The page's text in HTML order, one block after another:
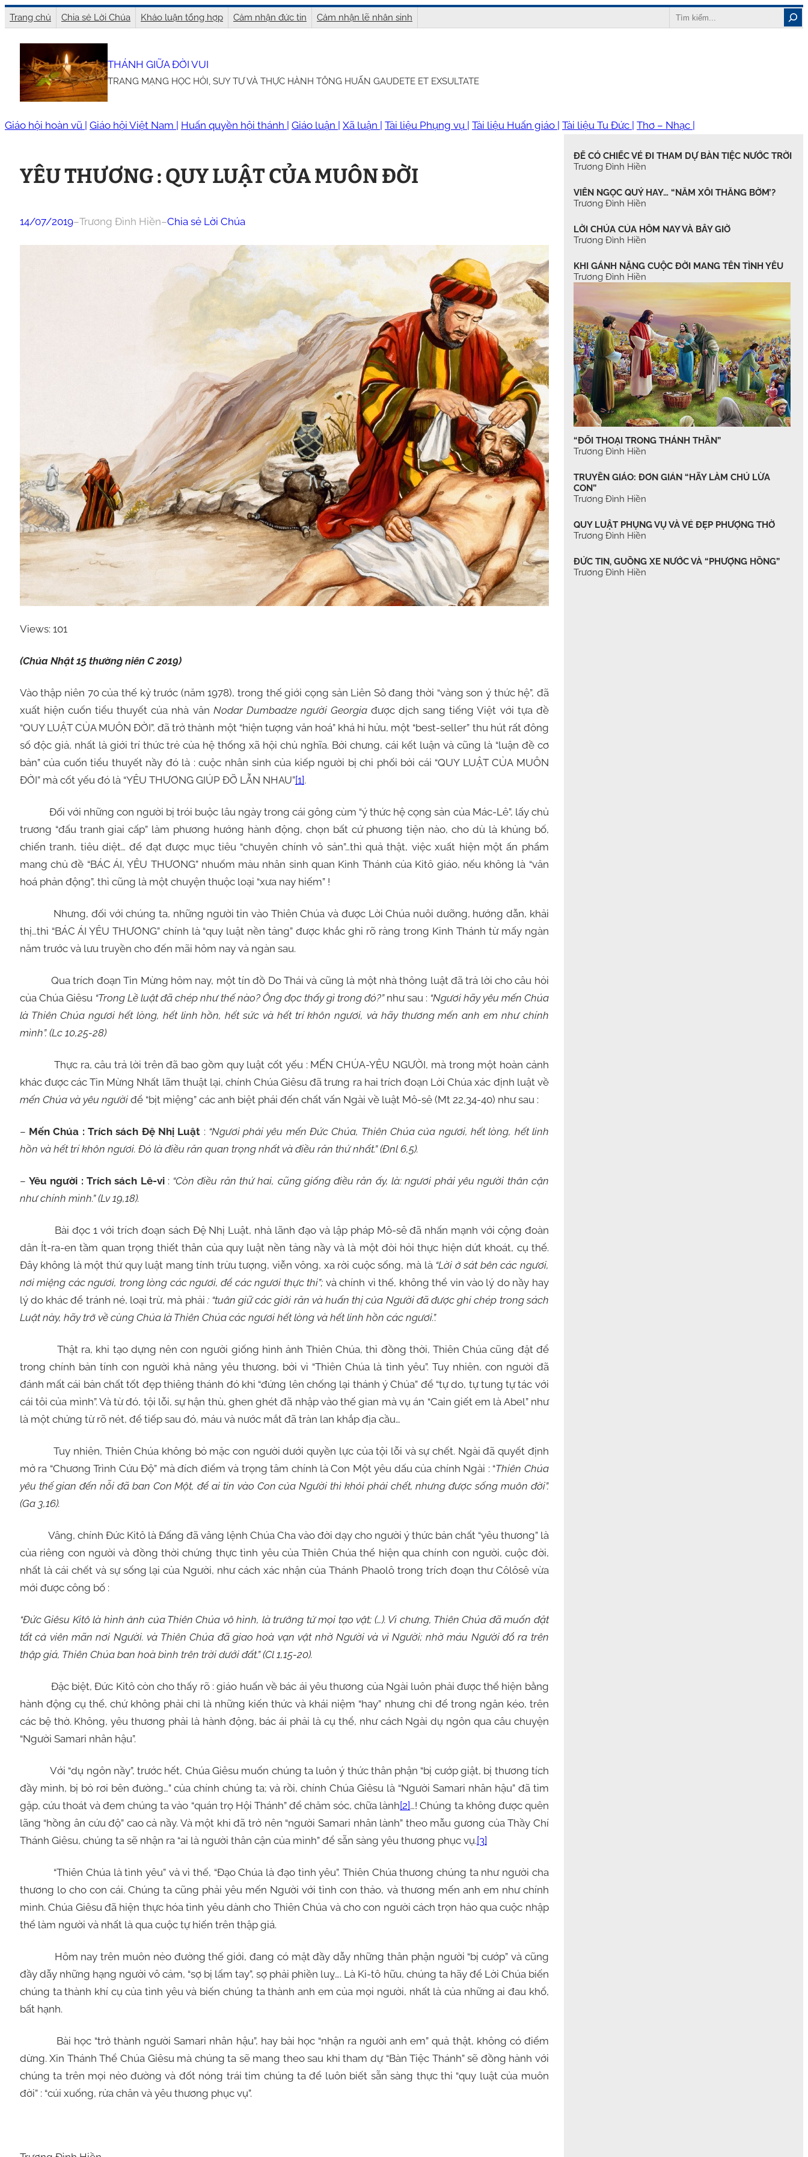
Chuyển
đến
dung
Trang chủ Chia sẻ Lời Chúa Khảo luận tổng hợp Cảm nhận đức tin Cảm nhận lẽ nhân sinh Search
THÁNH GIỮA ĐỜI VUI
TRANG MẠNG HỌC HỎI, SUY TƯ VÀ THỰC HÀNH TÔNG HUẤN GAUDETE ET EXSULTATE
Giáo hội hoàn vũ | Giáo hội Việt Nam | Huấn quyền hội thánh | Giáo luận | Xã luận | Tài liệu Phụng vụ | Tài liệu Huấn giáo | Tài liệu Tu Đức | Thơ – Nhạc |
YÊU THƯƠNG : QUY LUẬT CỦA MUÔN ĐỜI
14/07/2019–Trương Đình Hiền–Chia sẻ Lời Chúa
Views: 101
(Chúa Nhật 15 thường niên C 2019)
Vào thập niên 70 của thế kỷ trước (năm 1978), trong thế giới cọng sản Liên Sô đang thời “vàng son ý thức hệ”, đã
xuất hiện cuốn tiểu thuyết của nhà văn Nodar Dumbadze người Georgiađược dịch sang tiếng Việt với tựa đề
“QUY LUẬT CỦA MUÔN ĐỜI”, đã trở thành một “hiện tượng văn hoá” khá hi hửu, một “best-seller” thu hút rất đông
số độc giả, nhất là giới trí thức trẻ của hệ thống xã hội chủ nghĩa. Bởi chưng, cái kết luận và cũng là “luận đề cơ
bản” của cuốn tiểu thuyết nầy đó là : cuộc nhân sinh của kiếp người bị chi phối bởi cái “QUY LUẬT CỦA MUÔN
ĐỜI” mà cốt yếu đó là “YÊU THƯƠNG GIÚP ĐỠ LẪN NHAU”[1].
Đối với những con người bị trói buộc lâu ngày trong cái gông cùm “ý thức hệ cọng sản của Mác-Lê”, lấy chủ
trương “đấu tranh giai cấp” làm phương hướng hành động, chọn bất cứ phương tiện nào, cho dù là khủng bố,
chiến tranh, tiêu diệt… để đạt được mục tiêu “chuyên chính vô sản”…thì quả thật, việc xuất hiện một ấn phẩm
mang chủ đề “BÁC ÁI, YÊU THƯƠNG” nhuốm màu nhân sinh quan Kinh Thánh của Kitô giáo, nếu không là “văn
hoá phản động”, thì cũng là một chuyện thuộc loại “xưa nay hiếm” !
Nhưng, đối với chúng ta, những người tin vào Thiên Chúa và được Lời Chúa nuôi dưỡng, hướng dẫn, khải
thị…thì “BÁC ÁI YÊU THƯƠNG” chính là “quy luật nền tảng” được khắc ghi rõ ràng trong Kinh Thánh từ mấy ngàn
năm trước và lưu truyền cho đến mãi hôm nay và ngàn sau.
Qua trích đoạn Tin Mừng hôm nay, một tín đồ Do Thái và cũng là một nhà thông luật đã trả lời cho câu hỏi
của Chúa Giêsu “Trong Lề luật đã chép như thế nào? Ông đọc thấy gì trong đó?”như sau : “Ngươi hãy yêu mến Chúa
là Thiên Chúa ngươi hết lòng, hết linh hồn, hết sức và hết trí khôn ngươi, và hãy thương mến anh em như chính
mình”. (Lc 10,25-28)
Thực ra, câu trả lời trên đã bao gồm quy luật cốt yếu : MẾN CHÚA-YÊU NGƯỜI, mà trong một hoàn cảnh
khác được các Tin Mừng Nhất lãm thuật lại, chính Chúa Giêsu đã trưng ra hai trích đoạn Lời Chúa xác định luật về
mến Chúa và yêu ngườiđể “bịt miệng” các anh biệt phái đến chất vấn Ngài về luật Mô-sê (Mt 22,34-40) như sau :
– Mến Chúa : Trích sách Đệ Nhị Luật : “Ngươi phải yêu mến Đức Chúa, Thiên Chúa của ngươi, hết lòng, hết linh
hồn và hết trí khôn ngươi. Đó là điều răn quan trọng nhất và điều răn thứ nhất.” (Đnl 6,5).
–Yêu người : Trích sách Lê-vi: “Còn điều răn thứ hai, cũng giống điều răn ấy, là: ngươi phải yêu người thân cận
như chính mình.” (Lv 19,18).
Bài đọc 1 với trích đoạn sách Đệ Nhị Luật, nhà lãnh đạo và lập pháp Mô-sê đã nhấn mạnh với cộng đoàn
dân Ít-ra-en tầm quan trọng thiết thân của quy luật nền tảng nầy và là một đòi hỏi thực hiện dứt khoát, cụ thể.
Đây không là một thứ quy luật mang tính trừu tượng, viễn vông, xa rời cuộc sống, mà là “Lời ở sát bên các ngươi,
nơi miệng các ngươi, trong lòng các ngươi, để các ngươi thực thi”; và chính vì thế, không thể vin vào lý do nầy hay
lý do khác để tránh né, loại trừ, mà phải : “tuân giữ các giới răn và huấn thị của Người đã được ghi chép trong sách
Luật này, hãy trở về cùng Chúa là Thiên Chúa các ngươi hết lòng và hết linh hồn các ngươi.”.
Thật ra, khi tạo dựng nên con người giống hình ảnh Thiên Chúa, thì đồng thời, Thiên Chúa cũng đặt để
trong chính bản tính con người khả năng yêu thương, bởi vì “Thiên Chúa là tình yêu”. Tuy nhiên, con người đã
đánh mất cái bản chất tốt đẹp thiêng thánh đó khi “đứng lên chống lại thánh ý Chúa” để “tự do, tự tung tự tác với
cái tôi của mình”. Và từ đó, tội lỗi, sự hận thù, ghen ghét đã nhập vào thế gian mà vụ án “Cain giết em là Abel” như
là một chứng từ rõ nét, để tiếp sau đó, máu và nước mắt đã tràn lan khắp địa cầu…
Tuy nhiên, Thiên Chúa không bỏ mặc con người dưới quyền lực của tội lỗi và sự chết. Ngài đã quyết định
mở ra “Chương Trình Cứu Độ” mà đích điểm và trọng tâm chính là Con Một yêu dấu của chính Ngài : “Thiên Chúa
yêu thế gian đến nỗi đã ban Con Một, để ai tin vào Con của Người thì khỏi phải chết, nhưng được sống muôn đời”.
(Ga 3,16).
Vâng, chính Đức Kitô là Đấng đã vâng lệnh Chúa Cha vào đời dạy cho người ý thức bản chất “yêu thương” là
của riêng con người và đồng thời chứng thực tình yêu của Thiên Chúa thể hiện qua chính con người, cuộc đời,
nhất là cái chết và sự sống lại của Người, như cách xác nhận của Thánh Phaolô trong trích đoạn thư Côlôsê vừa
mới được công bố :
“Đức Giêsu Kitô là hình ảnh của Thiên Chúa vô hình, là trưởng tử mọi tạo vật; (…). Vì chưng, Thiên Chúa đã muốn đặt
tất cả viên mãn nơi Người. và Thiên Chúa đã giao hoà vạn vật nhờ Người và vì Người; nhờ máu Người đổ ra trên
thập giá, Thiên Chúa ban hoà bình trên trời dưới đất.” (Cl 1,15-20).
Đặc biệt, Đức Kitô còn cho thấy rõ : giáo huấn về bác ái yêu thương của Ngài luôn phải được thể hiện bằng
hành động cụ thể, chứ không phải chỉ là những kiến thức và khái niệm “hay” nhưng chỉ để trong ngăn kéo, trên
các bệ thờ. Không, yêu thương phải là hành động, bác ái phải là cụ thể, như cách Ngài dụ ngôn qua câu chuyện
“Người Samari nhân hậu”.
Với “dụ ngôn nầy”, trước hết, Chúa Giêsu muốn chúng ta luôn ý thức thân phận “bị cướp giật, bị thương tích
đầy mình, bị bỏ rơi bên đường…” của chính chúng ta; và rồi, chính Chúa Giêsu là “Người Samari nhân hậu” đã tìm
gặp, cứu thoát và đem chúng ta vào “quán trọ Hội Thánh” để chăm sóc, chữa lành[2]…! Chúng ta không được quên
lãng “hồng ân cứu độ” cao cả nầy. Và một khi đã trở nên “người Samari nhân lành” theo mẫu gương của Thầy Chí
Thánh Giêsu, chúng ta sẽ nhận ra “ai là người thân cận của mình” để sẵn sàng yêu thương phục vụ.[3]
“Thiên Chúa là tình yêu” và vì thế, “Ðạo Chúa là đạo tình yêu”. Thiên Chúa thương chúng ta như người cha
thương lo cho con cái. Chúng ta cũng phải yêu mến Người với tình con thảo, và thương mến anh em như chính
mình. Chúa Giêsu đã hiện thực hóa tình yêu dành cho Thiên Chúa và cho con người cách trọn hảo qua cuộc nhập
thể làm người và nhất là qua cuộc tự hiến trên thập giá.
Hôm nay trên muôn nẻo đường thế giới, đang có mặt đầy dẫy những thân phận người “bị cướp” và cũng
đầy dẫy những hạng người vô cảm, “sợ bị lấm tay”, sợ phải phiền luỵ…. Là Ki-tô hữu, chúng ta hãy để Lời Chúa biến
chúng ta thành khí cụ của tình yêu và biến chúng ta thành anh em của mọi người, nhất là của những ai đau khổ,
bất hạnh.
Bài học “trở thành người Samari nhân hậu”, hay bài học “nhận ra người anh em” quả thật, không có điểm
dừng. Xin Thánh Thể Chúa Giêsu mà chúng ta sẽ mang theo sau khi tham dự “Bàn Tiệc Thánh” sẽ đồng hành với
chúng ta trên mọi nẻo đường và đốt nóng trái tim chúng ta để luôn biết sẵn sàng thực thi “quy luật của muôn
đời” : “cúi xuống, rửa chân và yêu thương phục vụ”.
ĐỂ CÓ CHIẾC VÉ ĐI THAM DỰ BÀN TIỆC NƯỚC TRỜI
Trương Đình Hiền
VIÊN NGỌC QUÝ HAY… “NẮM XÔI THẰNG BỜM’?
Trương Đình Hiền
LỜI CHÚA CỦA HÔM NAY VÀ BÂY GIỜ
Trương Đình Hiền
KHI GÁNH NẶNG CUỘC ĐỜI MANG TÊN TÌNH YÊU
Trương Đình Hiền
“ĐỐI THOẠI TRONG THÁNH THẦN”
Trương Đình Hiền
TRUYỀN GIÁO: ĐƠN GIẢN “HÃY LÀM CHÚ LỪA
CON”
Trương Đình Hiền
QUY LUẬT PHỤNG VỤ VÀ VẺ ĐẸP PHƯỢNG THỜ
Trương Đình Hiền
ĐỨC TIN, GUỒNG XE NƯỚC VÀ “PHƯỢNG HỒNG”
Trương Đình Hiền